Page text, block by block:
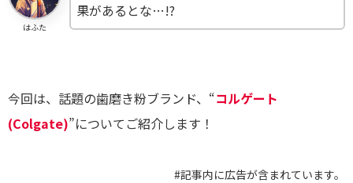
はふた
果があるとな…!?
今回は、話題の歯磨き粉ブランド、“コルゲート
(Colgate)”についてご紹介します！
#記事内に広告が含まれています。